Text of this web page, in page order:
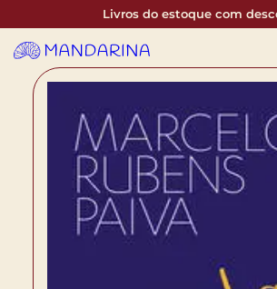
Livros do estoque com